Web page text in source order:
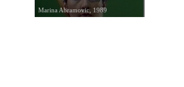
Marina Abramovic, 1989